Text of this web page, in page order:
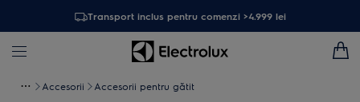
Transport inclus pentru comenzi >4.999 lei
Accesorii Accesorii pentru gătit